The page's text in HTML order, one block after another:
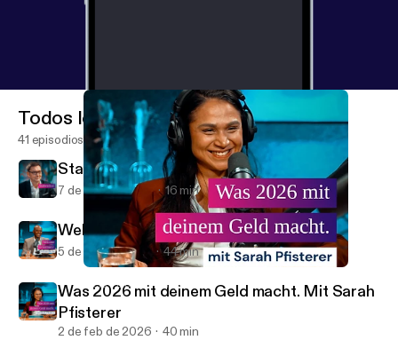
tecis - Dein Finanzpodcast
Todos los episodios
41 episodios
Stabwechsel
7 de may de 2026 16 min
Welcome to Germany! Mit Ivan Rocha
5 de mar de 2026 44 min
Was 2026 mit deinem Geld macht. Mit Sarah
Pfisterer
2 de feb de 2026 40 min